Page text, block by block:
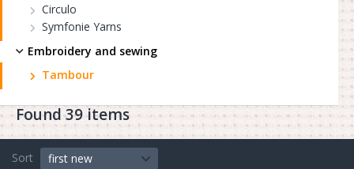
Circulo
Symfonie Yarns
Embroidery and sewing
Tambour
Found 39 items
Sort
first new